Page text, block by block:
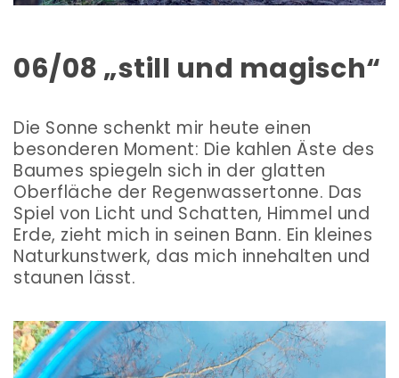
06/08 „still und magisch“
Die Sonne schenkt mir heute einen
besonderen Moment: Die kahlen Äste des
Baumes spiegeln sich in der glatten
Oberfläche der Regenwassertonne. Das
Spiel von Licht und Schatten, Himmel und
Erde, zieht mich in seinen Bann. Ein kleines
Naturkunstwerk, das mich innehalten und
staunen lässt.